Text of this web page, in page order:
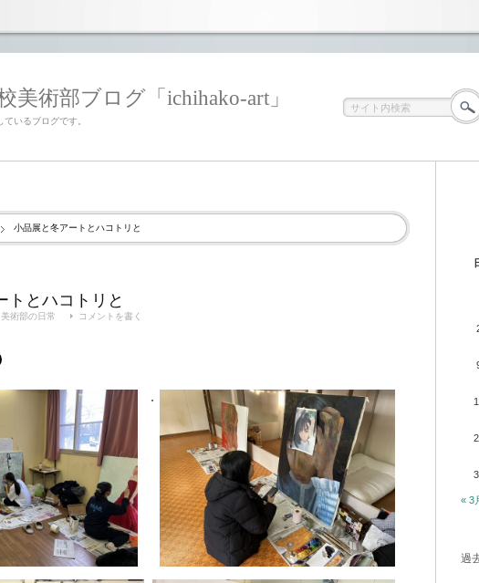
美術部ブログ「ichihako-art」
いるブログです。
小品展と冬アートとハコトリと
トとハコトリと
美術部の日常 コメントを書く
« 3
過